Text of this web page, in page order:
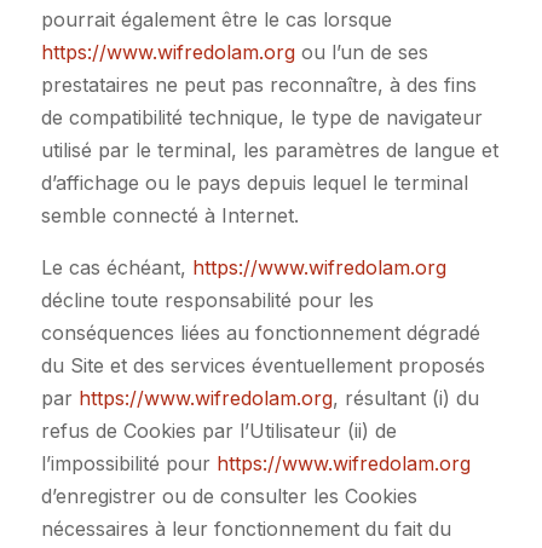
pourrait également être le cas lorsque
https://www.wifredolam.orgou l’un de ses
prestataires ne peut pas reconnaître, à des fins
de compatibilité technique, le type de navigateur
utilisé par le terminal, les paramètres de langue et
d’affichage ou le pays depuis lequel le terminal
semble connecté à Internet.
Le cas échéant, https://www.wifredolam.org
décline toute responsabilité pour les
conséquences liées au fonctionnement dégradé
du Site et des services éventuellement proposés
par https://www.wifredolam.org, résultant (i) du
refus de Cookies par l’Utilisateur (ii) de
l’impossibilité pour https://www.wifredolam.org
d’enregistrer ou de consulter les Cookies
nécessaires à leur fonctionnement du fait du